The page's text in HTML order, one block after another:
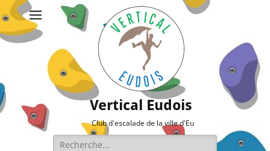
Vertical Eudois
Club d'escalade de la ville d'Eu
Rechercher :